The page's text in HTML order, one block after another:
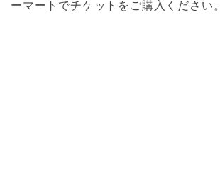
ーマートでチケットをご購入ください。